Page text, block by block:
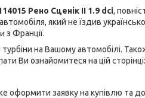
Рено Сценік II 1.9 dci,
автомобіля, який не їздив
з Франції.
на Вашому автомобілі.
Ви ознайомитеся на цій сторінці:
оформити заявку на купівлю та